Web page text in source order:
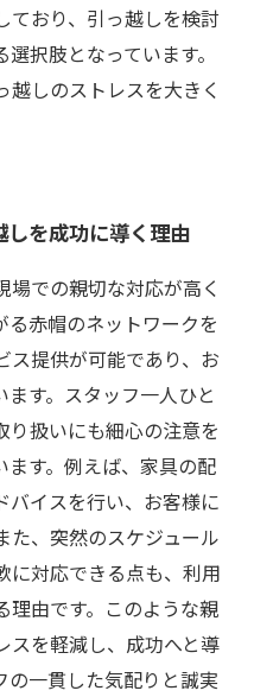
ており、引っ越しを検討
択肢となっています。
しのストレスを大きく
を成功に導く理由
場での親切な対応が高く
る赤帽のネットワークを
ス提供が可能であり、お
す。スタッフ一人ひと
り扱いにも細心の注意を
す。例えば、家具の配
バイスを行い、お客様に
た、突然のスケジュール
に対応できる点も、利用
理由です。このような親
スを軽減し、成功へと導
の一貫した気配りと誠実